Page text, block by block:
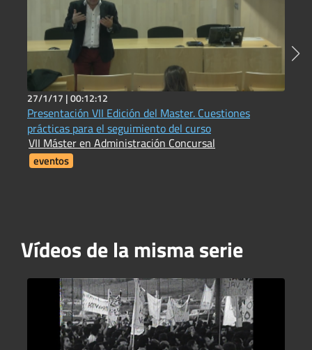
27/1/17 |00:12:12
Presentación VII Edición del Master. Cuestiones
prácticas para el seguimiento del curso
VII Máster en Administración Concursal
eventos
Vídeos de la misma serie